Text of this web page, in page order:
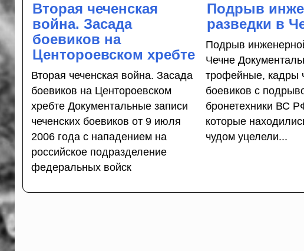
Вторая чеченская
война. Засада
боевиков на
Центороевском хребте
Вторая чеченская война. Засада
боевиков на Центороевском
хребте Документальные записи
чеченских боевиков от 9 июля
2006 года с нападением на
российское подразделение
федеральных войск
Подрыв
разведки в
Подрыв
Чечне
трофейные, кадры
боевиков с
бронетехники ВС
которые
чудом уцелели...